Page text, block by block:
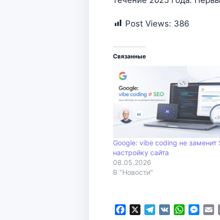
Post Views: 386
Связанные
Google: vibe coding не заменит
настройку сайта
08.05.2026
В "Новости"
W
M